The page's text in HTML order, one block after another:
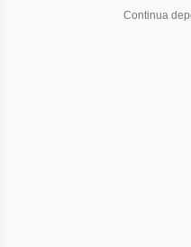
Continua